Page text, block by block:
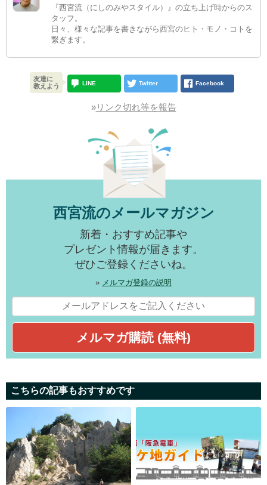
『西宮流（にしのみやスタイル）』の立ち上げ時からのス
タッフ。
日々、様々な記事を書きながら西宮のヒト・モノ・コトを
繋ぎます。
友達に
教えよう
LINE Twitter Facebook
»リンク切れ等を報告
西宮流のメールマガジン
新着・おすすめ記事や
プレゼント情報が届きます。
ぜひご登録くださいね。
» メルマガ登録の説明
こちらの記事もおすすめです